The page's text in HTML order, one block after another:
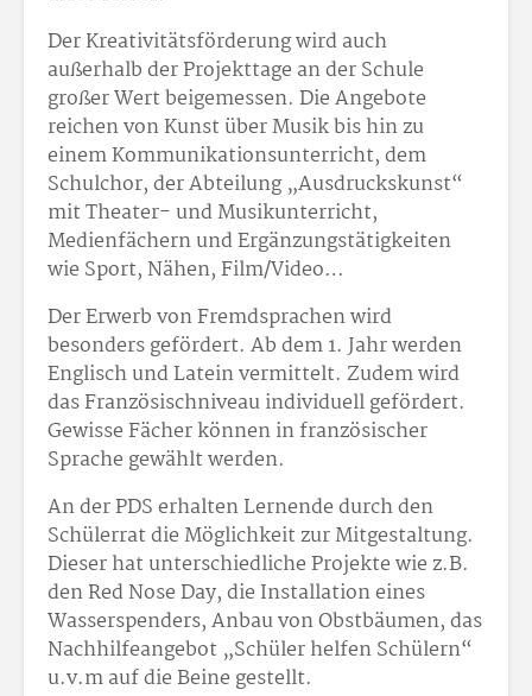
Der Kreativitätsförderung wird auch
außerhalb der Projekttage an der Schule
großer Wert beigemessen. Die Angebote
reichen von Kunst über Musik bis hin zu
einem Kommunikationsunterricht, dem
Schulchor, der Abteilung „Ausdruckskunst“
mit Theater- und Musikunterricht,
Medienfächern und Ergänzungstätigkeiten
wie Sport, Nähen, Film/Video…
Der Erwerb von Fremdsprachen wird
besonders gefördert. Ab dem 1. Jahr werden
Englisch und Latein vermittelt. Zudem wird
das Französischniveau individuell gefördert.
Gewisse Fächer können in französischer
Sprache gewählt werden.
An der PDS erhalten Lernende durch den
Schülerrat die Möglichkeit zur Mitgestaltung.
Dieser hat unterschiedliche Projekte wie z.B.
den Red Nose Day, die Installation eines
Wasserspenders, Anbau von Obstbäumen, das
Nachhilfeangebot „Schüler helfen Schülern“
u.v.m auf die Beine gestellt.